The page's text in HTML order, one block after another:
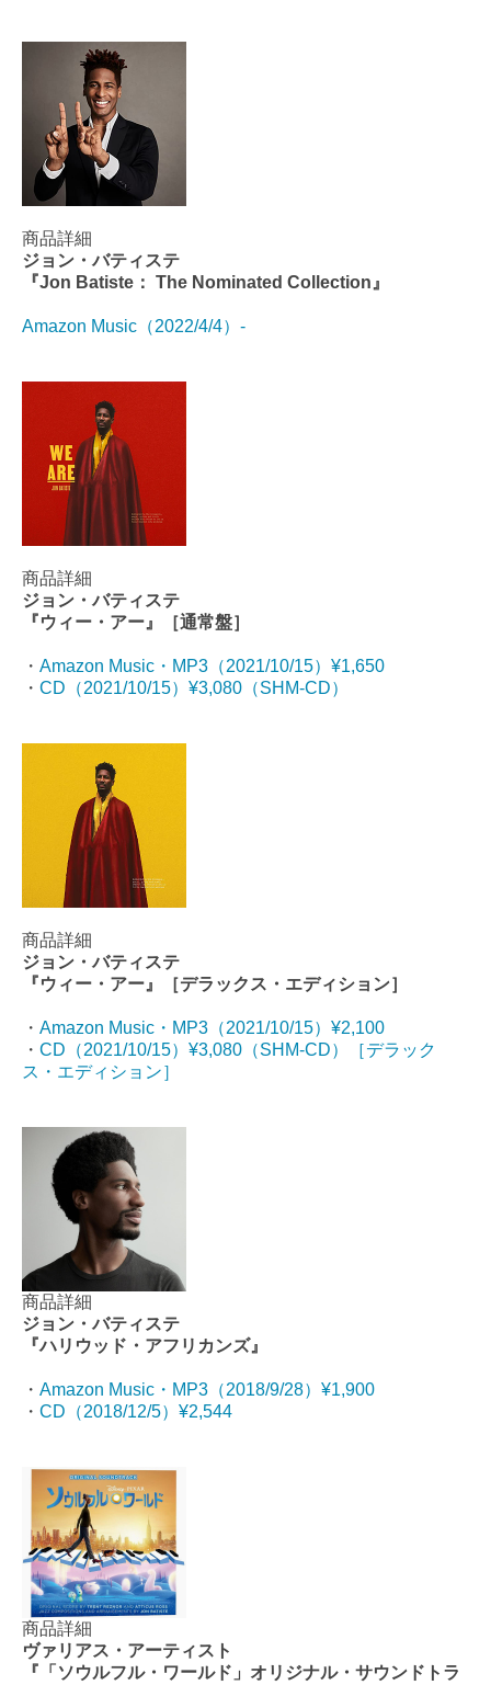
商品詳細
ジョン・バティステ
『Jon Batiste： The Nominated Collection』
Amazon Music（2022/4/4）-
商品詳細
ジョン・バティステ
『ウィー・アー』［通常盤］
・ Amazon Music・MP3（2021/10/15）¥1,650
・ CD（2021/10/15）¥3,080（SHM-CD）
商品詳細
ジョン・バティステ
『ウィー・アー』［デラックス・エディション］
・ Amazon Music・MP3（2021/10/15）¥2,100
・ CD（2021/10/15）¥3,080（SHM-CD）［デラック
ス・エディション］
商品詳細
ジョン・バティステ
『ハリウッド・アフリカンズ』
・ Amazon Music・MP3（2018/9/28）¥1,900
・ CD（2018/12/5）¥2,544
商品詳細
ヴァリアス・アーティスト
『「ソウルフル・ワールド」オリジナル・サウンドトラ